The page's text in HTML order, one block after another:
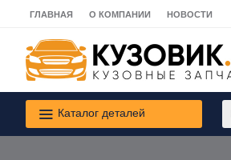
ГЛАВНАЯ О КОМПАНИИ НОВОСТИ
Каталог деталей